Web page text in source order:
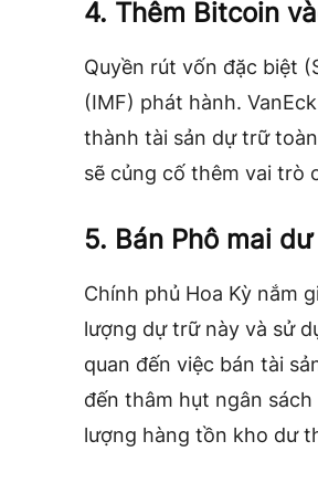
4. Thêm Bitcoin
Quyền rút vốn đặc biệt
(IMF) phát hành.
thành tài sản dự trữ
sẽ củng cố thêm vai trò
5. Bán Phô mai
Chính phủ Hoa Kỳ nắm
lượng dự trữ này và sử
quan đến việc bán tài
đến thâm hụt ngân
lượng hàng tồn kho dư